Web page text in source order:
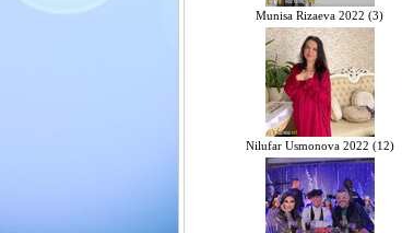
Munisa Rizaeva 2022 (3)
Nilufar Usmonova 2022 (12)